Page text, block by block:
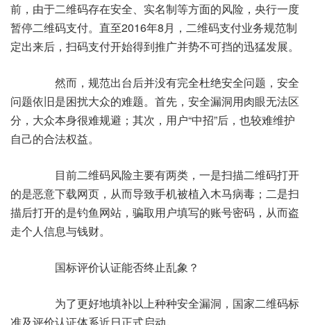
前，由于二维码存在安全、实名制等方面的风险，央行一度
暂停二维码支付。直至2016年8月，二维码支付业务规范制
定出来后，扫码支付开始得到推广并势不可挡的迅猛发展。
然而，规范出台后并没有完全杜绝安全问题，安全
问题依旧是困扰大众的难题。首先，安全漏洞用肉眼无法区
分，大众本身很难规避；其次，用户“中招”后，也较难维护
自己的合法权益。
目前二维码风险主要有两类，一是扫描二维码打开
的是恶意下载网页，从而导致手机被植入木马病毒；二是扫
描后打开的是钓鱼网站，骗取用户填写的账号密码，从而盗
走个人信息与钱财。
国标评价认证能否终止乱象？
为了更好地填补以上种种安全漏洞，国家二维码标